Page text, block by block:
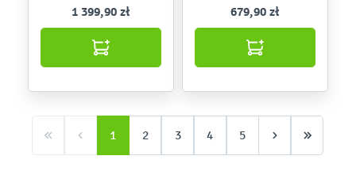
1 399,90 zł 679,90 zł
1 2 3 4 5